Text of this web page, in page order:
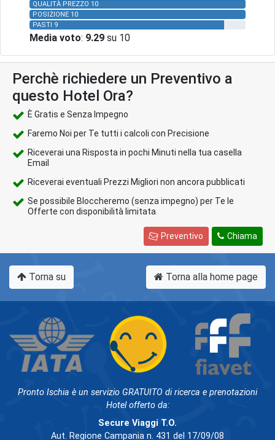
QUALITÀ PREZZO 10
POSIZIONE 10
PASTI 9
Media voto: 9.29 su 10
Perchè richiedere un Preventivo a
questo Hotel Ora?
È Gratis e Senza Impegno
Faremo Noi per Te tutti i calcoli con Precisione
Riceverai una Risposta in pochi Minuti nella tua casella
Email
Riceverai eventuali Prezzi Migliori non ancora pubblicati
Se possibile Bloccheremo (senza impegno) per Te le
Offerte con disponibilità limitata
Chiama
Preventivo
Torna su Torna alla home page
Pronto Ischia è un servizio GRATUITO di ricerca e prenotazioni
Hotel offerto da:
Secure Viaggi T.O.
Aut. Regione Campania n. 431 del 17/09/08